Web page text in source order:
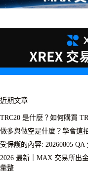
近期文章
TRC20 是什麼？如何購買
做多與做空是什麼？學會這
受保護的內容: 20260805 QA
2026 最新｜MAX 交易所出
彙整